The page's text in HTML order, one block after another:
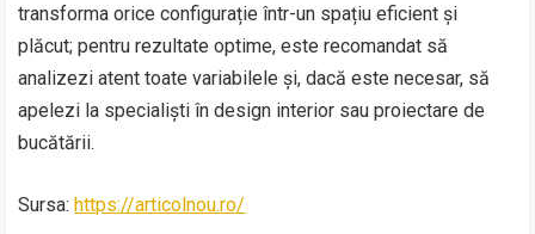
transforma orice configurație într-un spațiu eficient și
plăcut; pentru rezultate optime, este recomandat să
analizezi atent toate variabilele și, dacă este necesar, să
apelezi la specialiști în design interior sau proiectare de
bucătării.
Sursa:https://articolnou.ro/